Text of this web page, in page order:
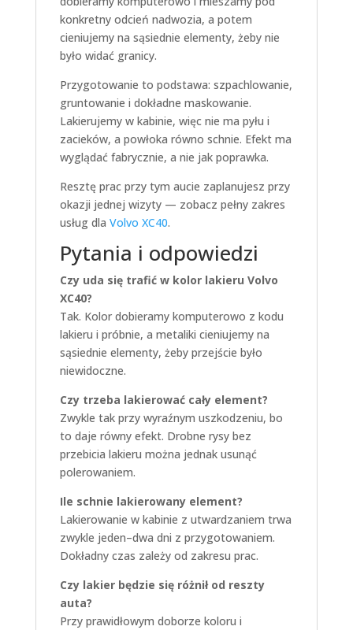
konkretny odcień nadwozia, a potem
cieniujemy na sąsiednie elementy, żeby nie
było widać granicy.
Przygotowanie to podstawa: szpachlowanie,
gruntowanie i dokładne maskowanie.
Lakierujemy w kabinie, więc nie ma pyłu i
zacieków, a powłoka równo schnie. Efekt ma
wyglądać fabrycznie, a nie jak poprawka.
Resztę prac przy tym aucie zaplanujesz przy
okazji jednej wizyty — zobacz pełny zakres
usług dla Volvo XC40.
Pytania i odpowiedzi
Czy uda się trafić w kolor lakieru Volvo
XC40?
Tak. Kolor dobieramy komputerowo z kodu
lakieru i próbnie, a metaliki cieniujemy na
sąsiednie elementy, żeby przejście było
niewidoczne.
Czy trzeba lakierować cały element?
Zwykle tak przy wyraźnym uszkodzeniu, bo
to daje równy efekt. Drobne rysy bez
przebicia lakieru można jednak usunąć
polerowaniem.
Ile schnie lakierowany element?
Lakierowanie w kabinie z utwardzaniem trwa
zwykle jeden–dwa dni z przygotowaniem.
Dokładny czas zależy od zakresu prac.
Czy lakier będzie się różnił od reszty
auta?
Przy prawidłowym doborze koloru i